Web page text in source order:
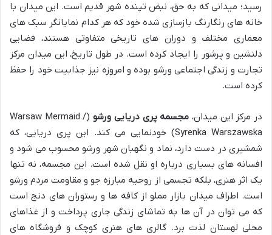
رسید؛ میدانی که به حق، نبض تپنده شهر قدیم است. این میدان با
خانه های رنگارنگ بازسازی شده خود که هر کدام نمایانگر سبک های
معماری مختلف و دوران های تاریخی متفاوتی هستند، فضایی
دلنشین و پرشور را ایجاد کرده است. در طول تاریخ، این میدان مرکز
تجارت و زندگی اجتماعی ورشو بوده و امروزه نیز جذابیت خود را حفظ
کرده است.
در مرکز این میدان، مجسمه پری دریایی ورشو (Warsaw Mermaid /
Syrenka Warszawska) خودنمایی می کند. این پری دریایی، که
شمشیری در دست دارد، نماد و نگهبان شهر ورشو محسوب می شود و
افسانه های بسیاری درباره او نقل شده است. این مجسمه، نه تنها
یک اثر هنری، بلکه تجسمی از روحیه مبارزه جو و مقاومت مردم ورشو
است. اطراف میدان بازار مملو از کافه ها و رستوران های دنج است
که می توان در آن ها به تماشای زندگی جاری پرداخت و از غذاهای
محلی لهستان لذت برد. گالری های هنری کوچک و فروشگاه های